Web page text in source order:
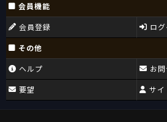
会員機能
会員登録
ロ
その他
ヘルプ
要望
お
サイ